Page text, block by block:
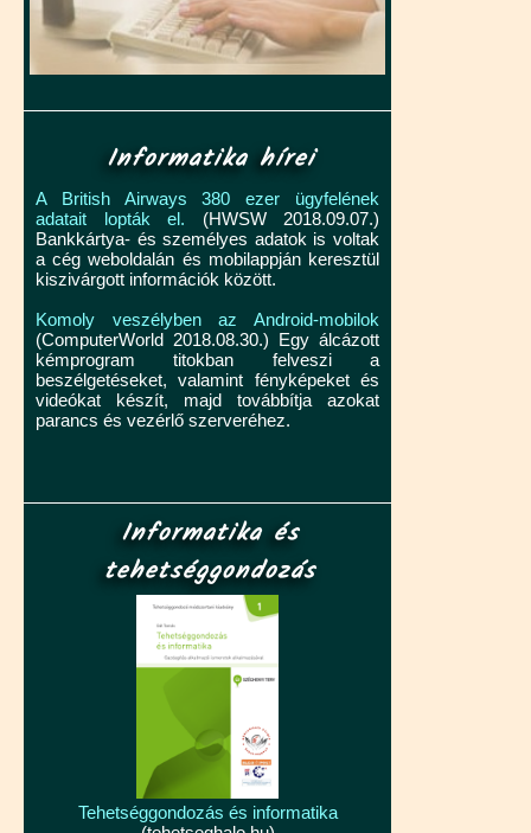
Informatika hírei
A British Airways 380 ezer ügyfelének
adatait lopták el. (HWSW 2018.09.07.)
Bankkártya- és személyes adatok is voltak
a cég weboldalán és mobilappján keresztül
kiszivárgott információk között.
Komoly veszélyben az Android-mobilok
(ComputerWorld 2018.08.30.) Egy álcázott
kémprogram titokban felveszi a
beszélgetéseket, valamint fényképeket és
videókat készít, majd továbbítja azokat
parancs és vezérlő szerveréhez.
Informatika és
tehetséggondozás
Tehetséggondozás és informatika